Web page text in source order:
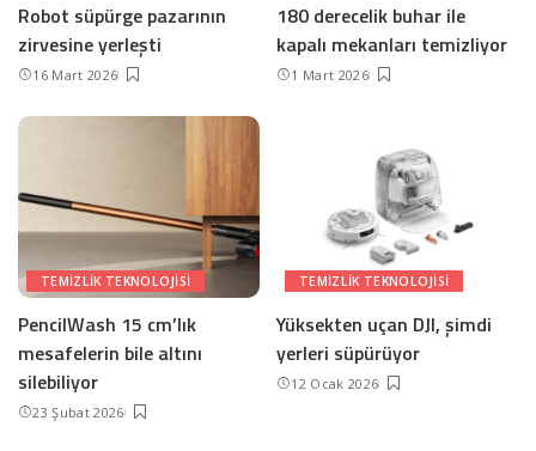
Robot süpürge pazarının
zirvesine yerleşti
16 Mart 2026
180 derecelik buhar ile
kapalı mekanları temizliyor
1 Mart 2026
TEMIZLIK TEKNOLOJISI
PencilWash 15 cm’lık
mesafelerin bile altını
silebiliyor
23 Şubat 2026
TEMIZLIK TEKNOLOJISI
Yüksekten uçan DJI, şimdi
yerleri süpürüyor
12 Ocak 2026